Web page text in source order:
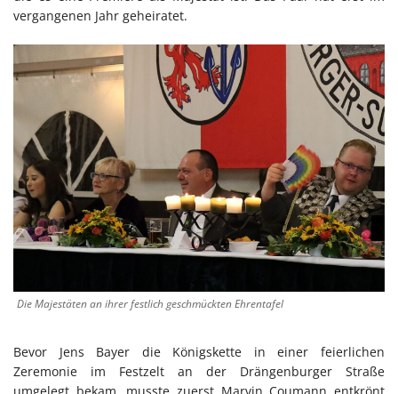
vergangenen Jahr geheiratet.
Die Majestäten an ihrer festlich geschmückten Ehrentafel
Bevor Jens Bayer die Königskette in einer feierlichen
Zeremonie im Festzelt an der Drängenburger Straße